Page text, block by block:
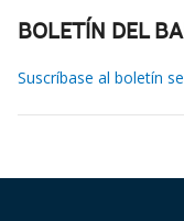
BOLETÍN DEL
Suscríbase al boletín